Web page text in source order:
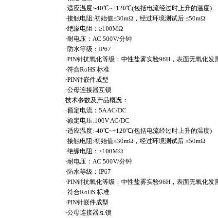
·适应温度:-40℃~+120℃(包括电流经过时上升的温度)
·接触电阻:初始值≤30mΩ，经过环境测试后 ≤50mΩ
·绝缘电阻：≥100MΩ
·耐电压：AC 500V/分钟
·防水等级：IP67
·PIN针抗氧化等级：中性盐雾实验96H，表面无氧化发
·符合RoHS 标准
·PIN针嵌件成型
·公母连接器互锁
技术参数及产品概况：
·额定电流：5A AC/DC
·额定电压:100V AC/DC
·适应温度:-40℃~+120℃(包括电流经过时上升的温度)
·接触电阻:初始值≤30mΩ，经过环境测试后 ≤50mΩ
·绝缘电阻：≥100MΩ
·耐电压：AC 500V/分钟
·防水等级：IP67
·PIN针抗氧化等级：中性盐雾实验96H，表面无氧化发
·符合RoHS 标准
·PIN针嵌件成型
·公母连接器互锁